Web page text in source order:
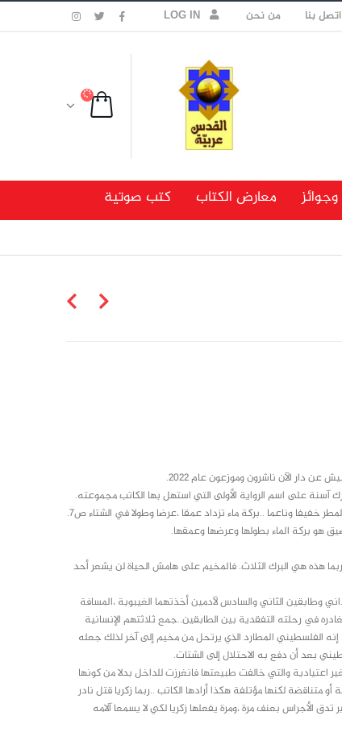
اتصل بنا من نحن LOG IN
معارض الكتاب كتب صوتية
دار الآن ناشرون وموزعون عام 2022.
على اسم الرواية الأولى التي استهل بها الكاتب مجموعته.
وقد تصدرت الرواية الأولى العبارات الآتية..بركة ماء نهايات أيلول وبدايات تشرين ،يتقاطر المطر خفيفا وناعما ..بركة ماء تزداد عمقا ،عرضا وطولا في الشتاء ص7.
هو بركة الماء بطولها وعرضها وعمقها.
هذه هي البرك الثلاث. فالمخيم على هامش الحياة لن يشعر أحد
وطابقين الثاني والسادس لآدمين أخذتهما الغيبوبة ،المسافة
في رحلته التفقدية بين الطابقين..جمع ثلاثتهم الإنسانية
إنه الفلسطيني المطارد الذي يرتحل من مخيم إلى آخر لذلك جعله
بعد أن دفع به الاحتلال إلى الشتات.
اعتيادية والتي خالفت طبيعتها فانغرزت للداخل بدلا من كونها
متناقضة لكنها مؤتلفة هكذا أرادها الكاتب ..ربما زكريا قتل نادر
الأجراس بعنف مرة ،ومرة يفعلها زكريا لكي لا يسمعا آلامه